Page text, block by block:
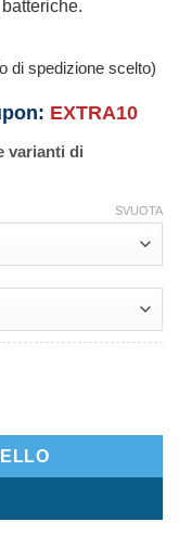
di spedizione scelto)
EXTRA10
varianti di
SVUOTA